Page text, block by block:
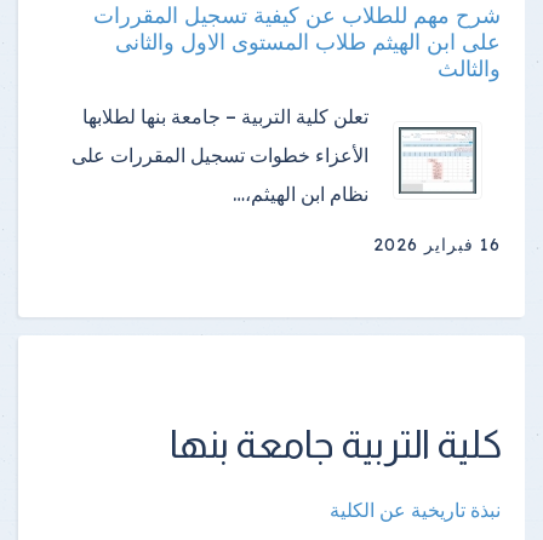
شرح مهم للطلاب عن كيفية تسجيل المقررات
على ابن الهيثم طلاب المستوى الاول والثانى
والثالث
تعلن كلية التربية – جامعة بنها لطلابها
الأعزاء خطوات تسجيل المقررات على
نظام ابن الهيثم،…
16 فبراير 2026
كلية التربية جامعة بنها
نبذة تاريخية عن الكلية